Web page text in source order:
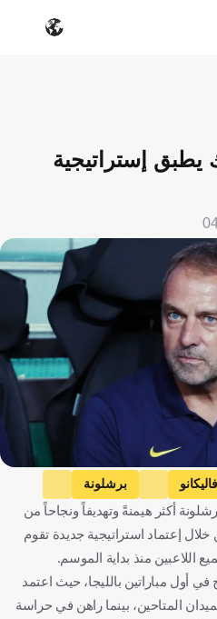
يطبق إستراتيجية
برشلونة
إسبانيا ألمانيا كرة قدم
أكثر هيمنةً وتهديفاً ونجاحاً من
إعتماد استراتيجية جديدة تقوم
اللاعبين منذ بداية الموسم.
أول مباراتين بالليجا، حيث اعتمد
المتاحين، بينما راهن في حراسة